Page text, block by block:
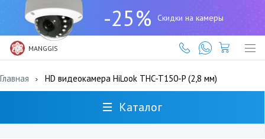
-25% Скидки на камеры
MANGGIS
(727)
317-
61-
61
Главная HD видеокамера HiLook THC-T150-P (2,8 мм)
Каталог